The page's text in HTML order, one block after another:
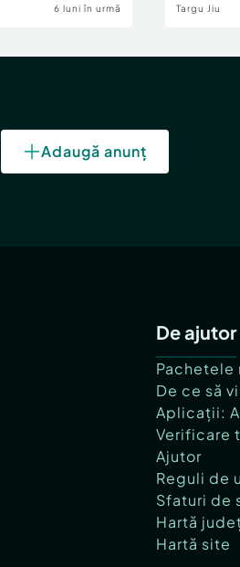
6 luni în urmă Targu Jiu
Adaugă anunț
De ajutor
Pachetele
De ce să
Aplicații:
Verificare
Ajutor
Reguli de
Sfaturi de
Hartă
Hartă site